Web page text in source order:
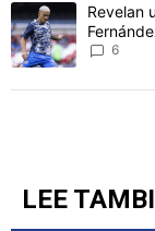
Un artículo deRevelan
6
LEE